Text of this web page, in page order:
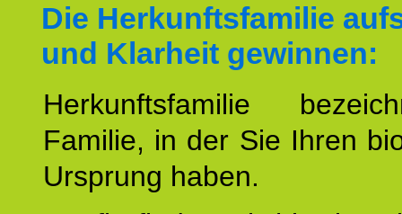
Die Herkunftsfamilie
und Klarheit gewinnen:
Herkunftsfamilie
Familie, in der Sie Ihren
Ursprung haben.